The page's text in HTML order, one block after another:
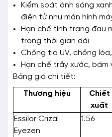
Kiểm soát ánh sáng
điện tử như màn hình
Hạn chế tình trạng đau
trong thời gian dài
Chống tia UV, chống
Hạn chế trầy xước, bám
Bảng giá chi tiết:
Thương hiệu
Chiết
xuất
Essilor Crizal
Eyezen
1.56